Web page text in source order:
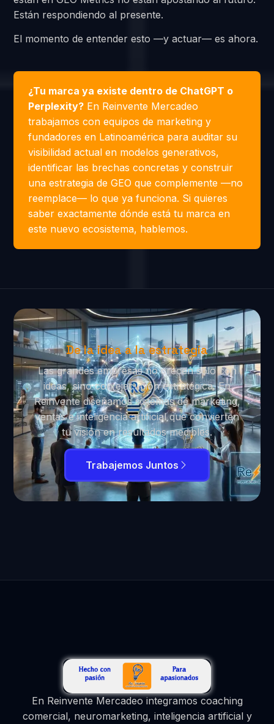
Están respondiendo al presente.
El momento de entender esto —y actuar— es ahora.
¿Tu marca ya existe dentro de ChatGPT o
Perplexity? En Reinvente Mercadeo
trabajamos con equipos de marketing y
fundadores en Latinoamérica para auditar su
visibilidad actual en modelos generativos,
identificar las brechas concretas y construir
una estrategia de GEO que complemente —no
reemplace— lo que ya funciona. Si quieres
saber exactamente dónde está tu marca en
este nuevo ecosistema, hablemos.
De la idea a la estrategia
Las grandes empresas no crecen solo con
ideas, sino con ejecución estratégica. En
Reinvente diseñamos sistemas de marketing,
ventas e inteligencia artificial que convierten
tu visión en resultados medibles.
Trabajemos Juntos
En Reinvente Mercadeo integramos coaching
comercial, neuromarketing, inteligencia artificial y